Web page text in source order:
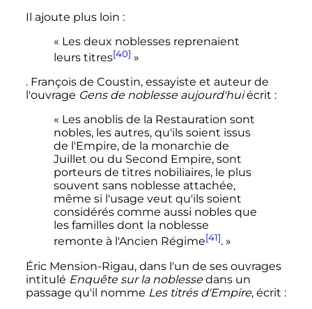
Il ajoute plus loin :
« Les deux noblesses reprenaient
leurs titres[40] »
. François de Coustin, essayiste et auteur de
l'ouvrage Gens de noblesse aujourd'huiécrit :
« Les anoblis de la Restauration sont
nobles, les autres, qu'ils soient issus
de l'Empire, de la monarchie de
Juillet ou du Second Empire, sont
porteurs de titres nobiliaires, le plus
souvent sans noblesse attachée,
même si l'usage veut qu'ils soient
considérés comme aussi nobles que
les familles dont la noblesse
remonte à l'Ancien Régime[41]. »
Éric Mension-Rigau, dans l'un de ses ouvrages
intitulé Enquête sur la noblessedans un
passage qu'il nomme Les titrés d'Empire, écrit :